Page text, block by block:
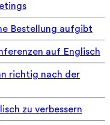
Bestellung aufgibt
auf Englisch
richtig nach der
zu verbessern